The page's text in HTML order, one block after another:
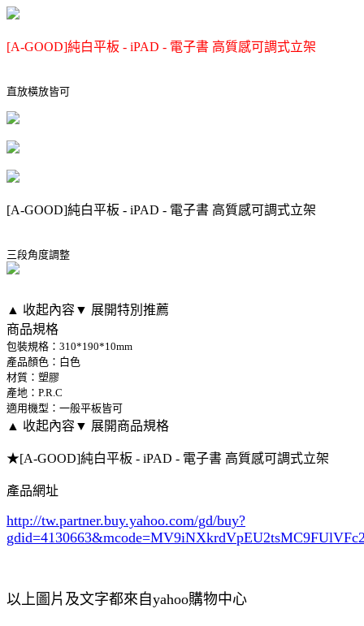
[A-GOOD]純白平板 - iPAD - 電子書 高質感可調式立架
直放橫放皆可
[A-GOOD]純白平板 - iPAD - 電子書 高質感可調式立架
三段角度調整
▲ 收起內容▼ 展開特別推薦
商品規格
包裝規格：310*190*10mm
產品顏色：白色
材質：塑膠
產地：P.R.C
適用機型：一般平板皆可
▲ 收起內容▼ 展開商品規格
★[A-GOOD]純白平板 - iPAD - 電子書 高質感可調式立架
產品網址
http://tw.partner.buy.yahoo.com/gd/buy?
gdid=4130663
以上圖片及文字都來自yahoo購物中心